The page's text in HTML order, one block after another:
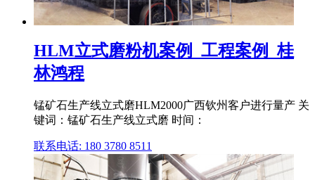
HLM立式磨粉机案例_工程案例_桂
林鸿程
锰矿石生产线立式磨HLM2000广西钦州客户进行量产 关
键词：锰矿石生产线立式磨 时间：
联系电话: 180 3780 8511